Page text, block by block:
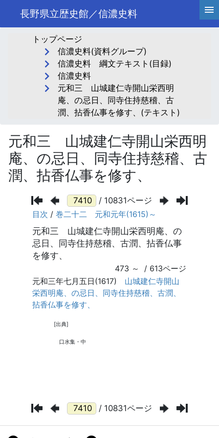
長野県立歴史館／信濃史料
トップページ
信濃史料(資料グループ)
信濃史料 綱文テキスト(目録)
信濃史料
元和三 山城建仁寺開山栄西明
庵、の忌日、同寺住持慈稽、古
潤、拈香仏事を修す、(テキスト)
元和三 山城建仁寺開山栄西明
庵、の忌日、同寺住持慈稽、古
潤、拈香仏事を修す、
/ 10831ページ
/ 10831ページ